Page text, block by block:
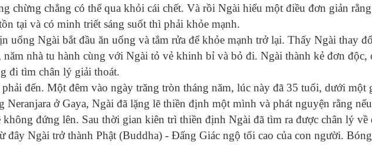
chừng chẳng có thể qua khỏi cái chết. Và rồi Ngài hiểu một điều đơn giản
tại và có minh triết sáng suốt thì phải khỏe mạnh.
uống Ngài bắt đầu ăn uống và tắm rửa để khỏe mạnh trở lại. Thấy Ngài thay
năm nhà tu hành cùng với Ngài tỏ vẻ khinh bỉ và bỏ đi. Ngài thành kẻ đơn độc,
đi tìm chân lý giải thoát.
đến. Một đêm vào ngày trăng tròn tháng năm, lúc này đã 35 tuổi, dưới một
Neranjara ở Gaya, Ngài đã lặng lẽ thiền định một mình và phát nguyện rằng
không đứng lên. Sau thời gian kiên trì thiền định Ngài đã tìm ra được chân lý về
đây Ngài trở thành Phật (Buddha) - Đấng Giác ngộ tối cao của con người.